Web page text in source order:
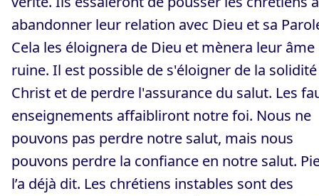
abandonner leur relation avec Dieu et sa
Cela les éloignera de Dieu et mènera leur âme
ruine. Il est possible de s'éloigner de la
Christ et de perdre l'assurance du salut. Les
enseignements affaibliront notre foi. Nous ne
pouvons pas perdre notre salut, mais nous
pouvons perdre la confiance en notre salut.
l’a déjà dit. Les chrétiens instables sont des